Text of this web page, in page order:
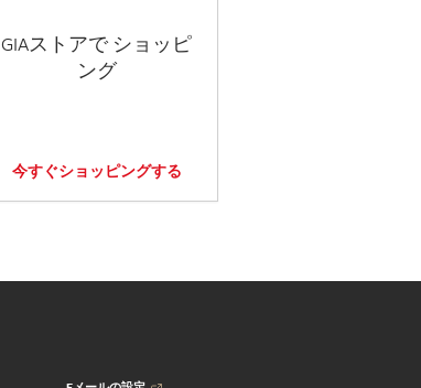
GIAストアで ショッピ
ング
今すぐショッピングする